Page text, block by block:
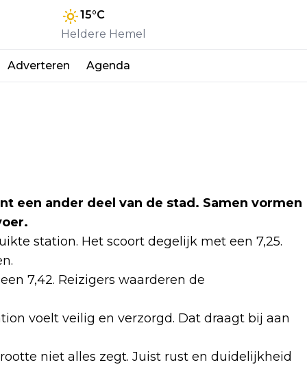
15°C
Heldere Hemel
Adverteren Agenda
een ander deel van de stad. Samen vormen
station. Het scoort degelijk met een 7,25.
7,42. Reizigers waarderen de
voelt veilig en verzorgd. Dat draagt bij aan
niet alles zegt. Juist rust en duidelijkheid